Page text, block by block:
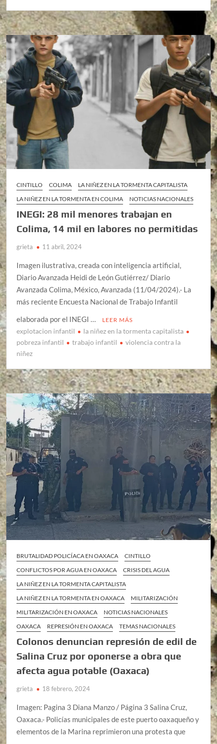
CINTILLO COLIMA
LA NIÑEZ EN LA TORMENTA CAPITALISTA
LA NIÑEZ EN LA TORMENTA EN COLIMA
NOTICIAS NACIONALES
INEGI: 28 mil menores trabajan en
Colima, 14 mil en labores no permitidas
grieta 11 abril, 2024
Imagen ilustrativa, creada con inteligencia artificial,
Diario Avanzada Heidi de León Gutiérrez/ Diario
Avanzada Colima, México, Avanzada (11/04/2024).- La
más reciente Encuesta Nacional de Trabajo Infantil
elaborada por el INEGI …
LEER MÁS
explotacion infantil
la niñez en la tormenta capitalista
pobreza infantil
trabajo infantil
violencia contra la
niñez
BRUTALIDAD POLICÍACA EN OAXACA
CINTILLO
CONFLICTOS POR AGUA EN OAXACA
CRISIS DEL AGUA
LA NIÑEZ EN LA TORMENTA CAPITALISTA
LA NIÑEZ EN LA TORMENTA EN OAXACA
MILITARIZACIÓN
MILITARIZACIÓN EN OAXACA
NOTICIAS NACIONALES
OAXACA
REPRESIÓN EN OAXACA TEMAS NACIONALES
Colonos denuncian represión de edil de
Salina Cruz por oponerse a obra que
afecta agua potable (Oaxaca)
grieta 18 febrero, 2024
Imagen: Pagina 3 Diana Manzo / Página 3 Salina Cruz,
Oaxaca.- Policías municipales de este puerto oaxaqueño y
elementos de la Marina reprimieron una protesta que